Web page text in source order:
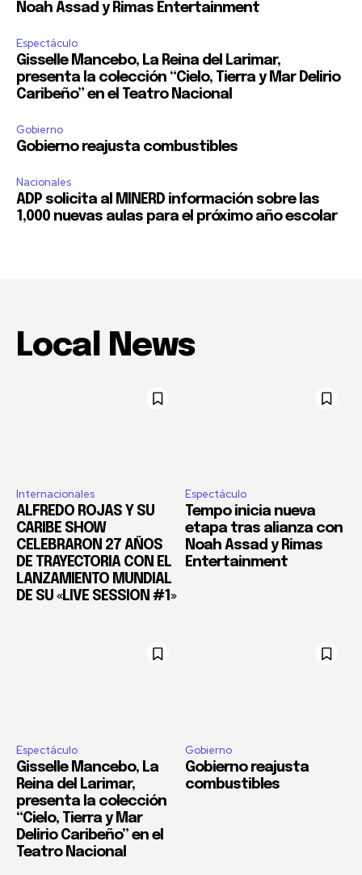
Noah Assad y Rimas Entertainment
Espectáculo
Gisselle Mancebo, La Reina del Larimar,
presenta la colección “Cielo, Tierra y Mar Delirio
Caribeño” en el Teatro Nacional
Gobierno
Gobierno reajusta combustibles
Nacionales
ADP solicita al MINERD información sobre las
1,000 nuevas aulas para el próximo año escolar
Local News
Internacionales
ALFREDO ROJAS Y SU
CARIBE SHOW
CELEBRARON 27 AÑOS
DE TRAYECTORIA CON EL
LANZAMIENTO MUNDIAL
DE SU «LIVE SESSION #1»
Espectáculo
Tempo inicia nueva
etapa tras alianza con
Noah Assad y Rimas
Entertainment
Espectáculo
Gisselle Mancebo, La
Reina del Larimar,
presenta la colección
“Cielo, Tierra y Mar
Delirio Caribeño” en el
Teatro Nacional
Gobierno
Gobierno reajusta
combustibles